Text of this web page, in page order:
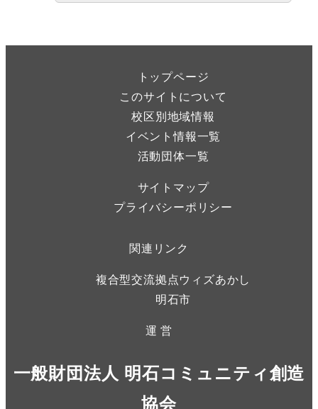
トップページ
このサイトについて
校区別地域情報
イベント情報一覧
活動団体一覧
サイトマップ
プライバシーポリシー
関連リンク
複合型交流拠点ウィズあかし
明石市
運 営
一般財団法人 明石コミュニティ創造
協会